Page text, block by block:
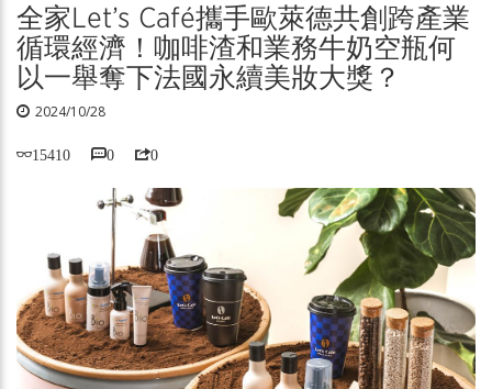
全家Let’s Café攜手歐萊德共創跨產業
循環經濟！咖啡渣和業務牛奶空瓶何
以一舉奪下法國永續美妝大獎？
2024/10/28
15410 0 0